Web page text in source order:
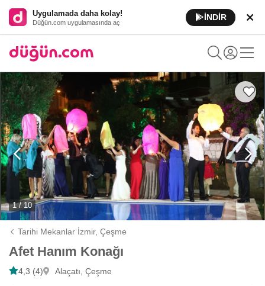
Uygulamada daha kolay!
Düğün.com uygulamasında aç
İNDİR
1 / 10
Tarihi Mekanlar İzmir,Çeşme
Afet Hanım Konağı
4,3 (4) Alaçatı, Çeşme